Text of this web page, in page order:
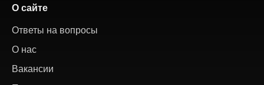
О сайте
Ответы на вопросы
О нас
Вакансии